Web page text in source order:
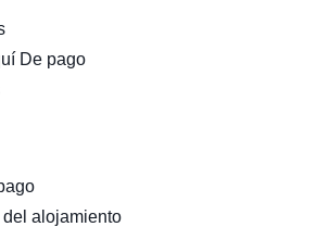
De pago
del alojamiento